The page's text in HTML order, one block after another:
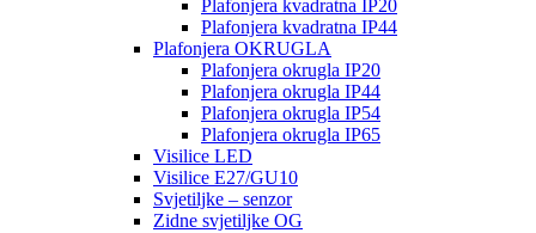
Plafonjera kvadratna IP20
Plafonjera kvadratna IP44
Plafonjera OKRUGLA
Plafonjera okrugla IP20
Plafonjera okrugla IP44
Plafonjera okrugla IP54
Plafonjera okrugla IP65
Visilice LED
Visilice E27/GU10
Svjetiljke – senzor
Zidne svjetiljke OG